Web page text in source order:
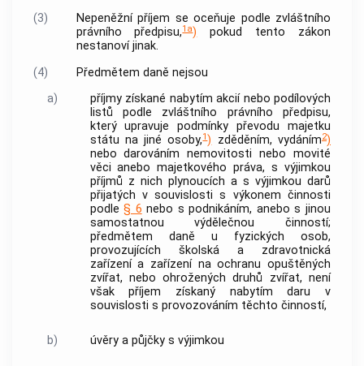
(3)
Nepeněžní příjem se oceňuje podle zvláštního
právního předpisu,1a) pokud tento zákon
nestanoví jinak.
(4)
Předmětem daně nejsou
a)
příjmy získané nabytímakciínebo podílových
listů podle zvláštního právního předpisu,
který upravuje podmínky převodu majetku
státu na jiné osoby,1) zděděním, vydáním2)
nebo darovánímnemovitosti nebo movité
věci anebo majetkového práva, s výjimkou
příjmů z nich plynoucích a s výjimkou darů
přijatých v souvislosti s výkonem činnosti
podle§ 6 nebo s podnikáním, anebo s jinou
samostatnou výdělečnou činností;
předmětem daně u fyzických osob,
provozujících školská a zdravotnická
zařízení a zařízení na ochranu opuštěných
zvířat, nebo ohrožených druhů zvířat, není
však příjem získaný nabytím daru v
souvislosti s provozováním těchto činností,
b) úvěry a půjčky s výjimkou